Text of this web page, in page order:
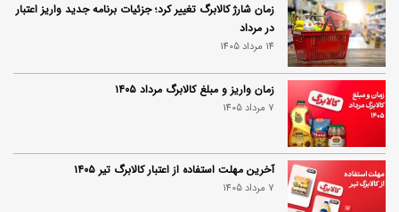
زمان شارژ کالابرگ تغییر کرد؛ جزئیات برنامه جدید واریز اعتبار
در مرداد
14 مرداد 1405
زمان واریز و مبلغ کالابرگ مرداد ۱۴۰۵
7 مرداد 1405
آخرین مهلت استفاده از اعتبار کالابرگ تیر ۱۴۰۵
7 مرداد 1405